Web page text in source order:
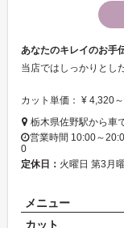
あなたのキレイのお手
カット単価： ¥ 4,320～
栃木県佐野駅から車
営業時間 10:00～
0
定休日： 火曜日 第3月
メニュー
カット